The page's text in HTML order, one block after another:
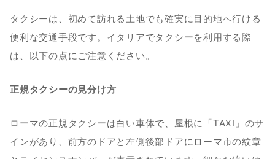
タクシーは、初めて訪れる土地でも確実に目的地へ行ける
便利な交通手段です。イタリアでタクシーを利用する際
は、以下の点にご注意ください。
正規タクシーの見分け方
ローマの正規タクシーは白い車体で、屋根に「TAXI」のサ
インがあり、前方のドアと左側後部ドアにローマ市の紋章